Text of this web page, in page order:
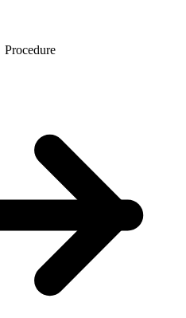
Procedure